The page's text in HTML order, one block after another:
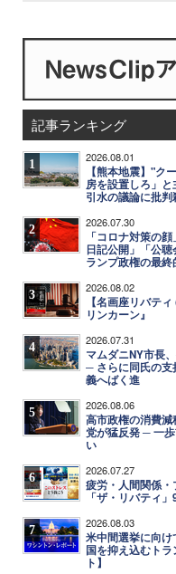
記事ランキング
1 2026.08.01
【熊本地震】"ク
房を設置しろ」
引水の議論に批判
2 2026.07.30
「コロナ対策の
日記公開」「公
ランプ政権の最
3 2026.08.02
【名画座リバテ
リンカーン』
4 2026.07.31
マムダニNY市長
─ さらに同氏の支
義へばく進
5 2026.08.06
高市政権の消費
党が猛反発 ─ 一
い
6 2026.07.27
疲労・人間関係
「ザ・リバティ
7 2026.08.03
米中間選挙に向
国を抑え込むト
ト】